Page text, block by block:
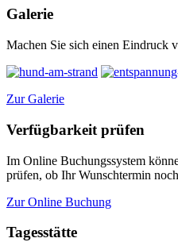
Galerie
Machen Sie sich einen Eindruck
Zur Galerie
Verfügbarkeit prüfen
Im Online Buchungssystem
prüfen, ob Ihr Wunschtermin
Zur Online Buchung
Tagesstätte